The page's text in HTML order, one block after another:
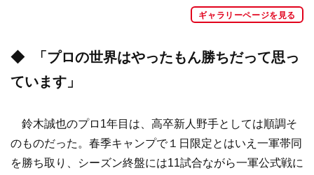
ギャラリーページを見る
◆
「プロの世界はやったもん勝ちだって思っ
ています」
鈴木誠也のプロ1年目は、高卒新人野手としては順調そ
のものだった。春季キャンプで１日限定とはいえ一軍帯同
を勝ち取り、シーズン終盤には11試合ながら一軍公式戦に